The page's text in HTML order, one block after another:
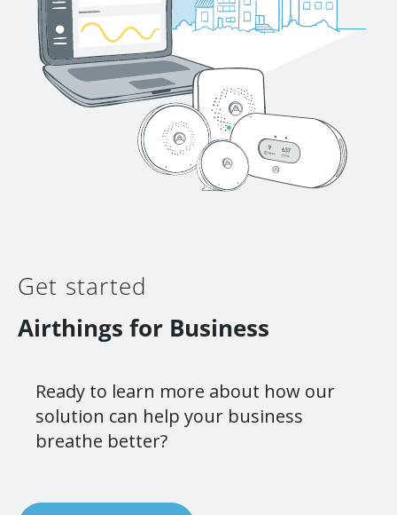
Get started
Airthings for Business
Ready to learn more about how our
solution can help your business
breathe better?